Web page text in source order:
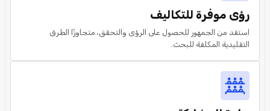
رؤى موفرة للتكاليف
استفد من الجمهور للحصول على الرؤى والتحقق، متجاوزًا الطرق
التقليدية المكلفة للبحث.